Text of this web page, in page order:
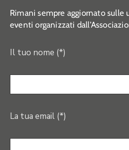
Rimani sempre aggiornato
eventi organizzati
Il tuo nome (*)
La tua email (*)